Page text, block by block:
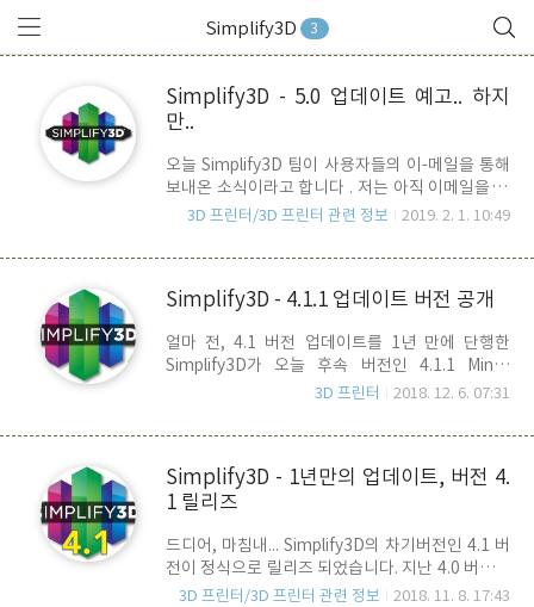
Simplify3D 3
Simplify3D - 5.0 업데이트 예고.. 하지
만..
오늘 Simplify3D 팀이 사용자들의 이-메일을 통해
보내온 소식이라고 합니다 . 저는 아직 이메일을 받
지 못했는데. 말이죠.. 좋은 소식이자 나쁜 소식 입
나온다는 반가운 소식인데요.. 나쁜 소식은 처음으
한 결정이 어제 오늘 난 것은 아닐것이고.. 4.1에서
4.1이나 4.1.1 업그레이드가 최선이 아닌 5.0 업데
이트 등판을 염두해 둔 최소 업데이트였던 것은 아
니었는지 모르겠네요..사실 소프트웨어를 1회에 한
의 트렌드는 아닙니다. 사용자를 계속 유치하면 나
3D 프린터/3D 프린터 관련 정보 2019. 2. 1. 10:49
Simplify3D - 4.1.1 업데이트 버전 공개
얼마 전, 4.1 버전 업데이트를 1년 만에 단행한
Simplify3D가 오늘 후속 버전인 4.1.1 Minor
Update 버전을 새롭게 공개 했습니다.4.1 공개 이
었었는데요.. 다행히 4.1.1 에서 조치가 된 듯 보여
이번 4.1.1 버전의 주요 업데이트 내용은 아래와 같
습니다. - vase 모드 품질 향상 - vase 모드 사용 시,
이동 동작 시 노즐이 출력물에 부딧치지 않도록 하
는 교차 Travel Path 향상 - Skirt나 Brim 사용 시,
출력 모델에 보다 근접하여 출력물의 배드 안착이
3D 프린터 2018. 12. 6. 07:31
Simplify3D - 1년만의 업데이트, 버전 4.
1 릴리즈
드디어, 마침내... Simplify3D의 차기버전인 4.1 버
전이 정식으로 릴리즈 되었습니다. 지난 4.0 버전이
발표된 이 후, 약 1년이 넘은 황당한 업데이트 입니
3D 프린터/3D 프린터 관련 정보 2018. 11. 8. 17:43